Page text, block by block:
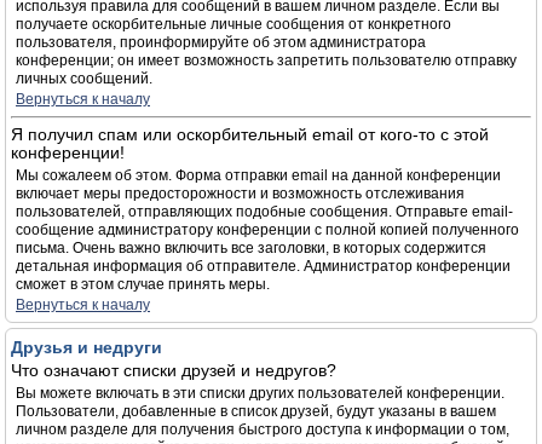
используя правила для сообщений в вашем личном разделе. Если вы
получаете оскорбительные личные сообщения от конкретного
пользователя, проинформируйте об этом администратора
конференции; он имеет возможность запретить пользователю отправку
личных сообщений.
Вернуться к началу
Я получил спам или оскорбительный email от кого-то с этой
конференции!
Мы сожалеем об этом. Форма отправки email на данной конференции
включает меры предосторожности и возможность отслеживания
пользователей, отправляющих подобные сообщения. Отправьте email-
сообщение администратору конференции с полной копией полученного
письма. Очень важно включить все заголовки, в которых содержится
детальная информация об отправителе. Администратор конференции
сможет в этом случае принять меры.
Вернуться к началу
Друзья и недруги
Что означают списки друзей и недругов?
Вы можете включать в эти списки других пользователей конференции.
Пользователи, добавленные в список друзей, будут указаны в вашем
личном разделе для получения быстрого доступа к информации о том,